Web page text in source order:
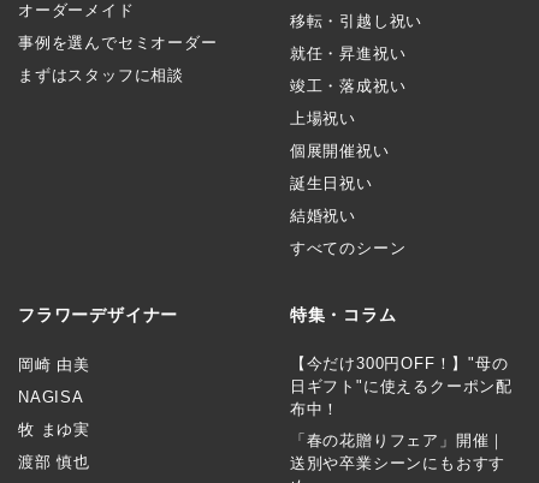
オーダーメイド
事例を選んでセミオーダー
まずはスタッフに相談
移転・引越し祝い
就任・昇進祝い
竣工・落成祝い
上場祝い
個展開催祝い
誕生日祝い
結婚祝い
すべてのシーン
フラワーデザイナー
岡崎 由美
NAGISA
牧 まゆ実
渡部 慎也
特集・コラム
【今だけ300円OFF！】"母の
日ギフト"に使えるクーポン配
布中！
「春の花贈りフェア」開催｜
送別や卒業シーンにもおすす